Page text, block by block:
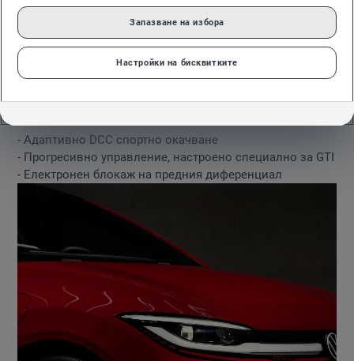
дизайн, директно управление и силно усещане за пътя.
Мигновено наличният въртящ момент от 290 Nm се
предава към предните колела и се управлява прецизно
чрез електронно управляван блокаж на диференциала.
Високо стандартно оборудване:
- Адаптивно DCC спортно окачване
- Прогресивно управление, настроено специално за GTI
- Електронен блокаж на предния диференциал
Запазване на избора
Настройки на бисквитките